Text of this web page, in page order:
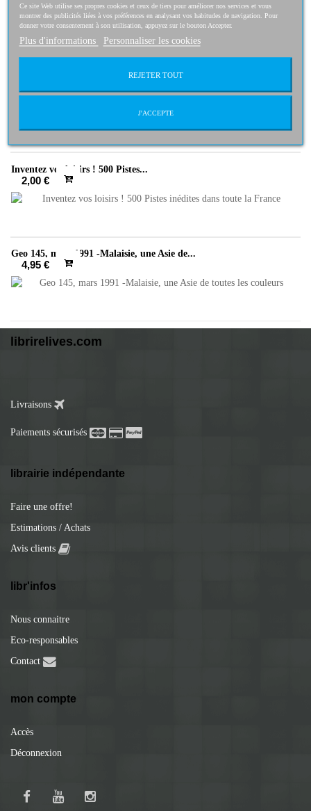
4,95 €
9,95 €
Inventez vos loisirs ! 500 Pistes...
2,00 €
Geo 145, mars 1991 -Malaisie, une Asie de...
4,95 €
librirelives.com
Livraisons
Paiements sécurisés
librairie indépendante
Faire une offre!
Estimations / Achats
Avis clients
libr'infos
Nous connaitre
Eco-responsables
Contact
mon compte
Accès
Déconnexion
Ce site Web utilise ses propres cookies et ceux de tiers pour améliorer nos services et vous
montrer des publicités liées à vos préférences en analysant vos habitudes de navigation. Pour
donner votre consentement à son utilisation, appuyez sur le bouton Accepter.
Plus d'informations Personnaliser les cookies
REJETER TOUT
J'ACCEPTE